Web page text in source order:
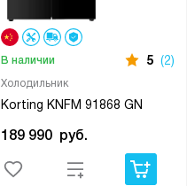
Холодильник
Korting KNFM 91868 GN
В наличии 5 (2)
189 990 руб.